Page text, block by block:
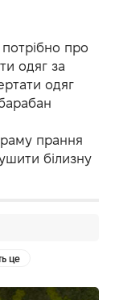
про
одяг за
одяг
прання
білизну